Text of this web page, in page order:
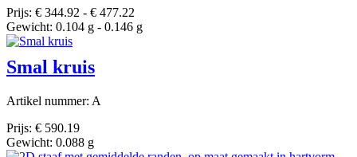
Prijs: € 344.92 - € 477.22
Gewicht: 0.104 g - 0.146 g
Smal kruis
Artikel nummer: A
Prijs: € 590.19
Gewicht: 0.088 g